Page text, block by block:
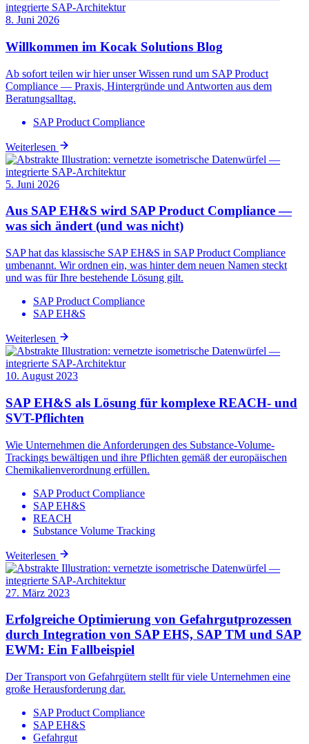
8. Juni 2026
Willkommen im Kocak Solutions Blog
Ab sofort teilen wir hier unser Wissen rund um SAP Product
Compliance — Praxis, Hintergründe und Antworten aus dem
Beratungsalltag.
SAP Product Compliance
Weiterlesen
5. Juni 2026
Aus SAP EH&S wird SAP Product Compliance —
was sich ändert (und was nicht)
SAP hat das klassische SAP EH&S in SAP Product Compliance
umbenannt. Wir ordnen ein, was hinter dem neuen Namen steckt
und was für Ihre bestehende Lösung gilt.
SAP Product Compliance
SAP EH&S
Weiterlesen
10. August 2023
SAP EH&S als Lösung für komplexe REACH- und
SVT-Pflichten
Wie Unternehmen die Anforderungen des Substance-Volume-
Trackings bewältigen und ihre Pflichten gemäß der europäischen
Chemikalienverordnung erfüllen.
SAP Product Compliance
SAP EH&S
REACH
Substance Volume Tracking
Weiterlesen
27. März 2023
Erfolgreiche Optimierung von Gefahrgutprozessen
durch Integration von SAP EHS, SAP TM und SAP
EWM: Ein Fallbeispiel
Der Transport von Gefahrgütern stellt für viele Unternehmen eine
große Herausforderung dar.
SAP Product Compliance
SAP EH&S
Gefahrgut